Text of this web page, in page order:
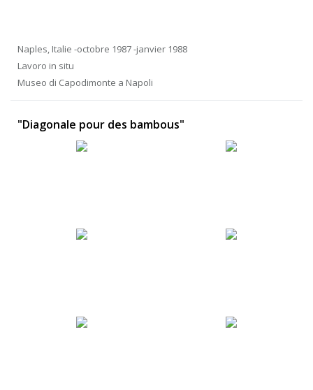
Naples, Italie -octobre 1987 -janvier 1988
Lavoro in situ
Museo di Capodimonte a Napoli
"Diagonale pour des bambous"